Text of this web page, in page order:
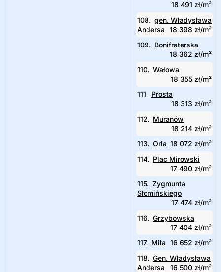
18 491 zł/m²
108. gen. Władysława
Andersa
18 398 zł/m²
109. Bonifraterska
18 362 zł/m²
110. Wałowa
18 355 zł/m²
111. Prosta
18 313 zł/m²
112. Muranów
18 214 zł/m²
113. Orla 18 072 zł/m²
114. Plac Mirowski
17 490 zł/m²
115. Zygmunta
Słomińskiego
17 474 zł/m²
116. Grzybowska
17 404 zł/m²
117. Miła 16 652 zł/m²
118. Gen. Władysława
Andersa
16 500 zł/m²